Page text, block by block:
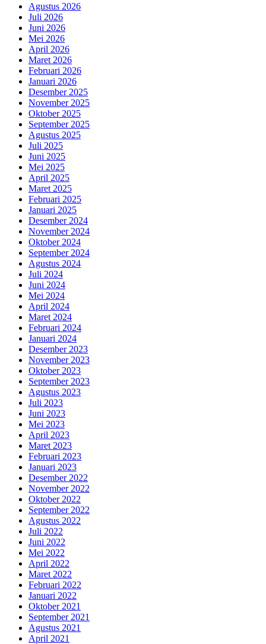
Agustus 2026
Juli 2026
Juni 2026
Mei 2026
April 2026
Maret 2026
Februari 2026
Januari 2026
Desember 2025
November 2025
Oktober 2025
September 2025
Agustus 2025
Juli 2025
Juni 2025
Mei 2025
April 2025
Maret 2025
Februari 2025
Januari 2025
Desember 2024
November 2024
Oktober 2024
September 2024
Agustus 2024
Juli 2024
Juni 2024
Mei 2024
April 2024
Maret 2024
Februari 2024
Januari 2024
Desember 2023
November 2023
Oktober 2023
September 2023
Agustus 2023
Juli 2023
Juni 2023
Mei 2023
April 2023
Maret 2023
Februari 2023
Januari 2023
Desember 2022
November 2022
Oktober 2022
September 2022
Agustus 2022
Juli 2022
Juni 2022
Mei 2022
April 2022
Maret 2022
Februari 2022
Januari 2022
Oktober 2021
September 2021
Agustus 2021
April 2021